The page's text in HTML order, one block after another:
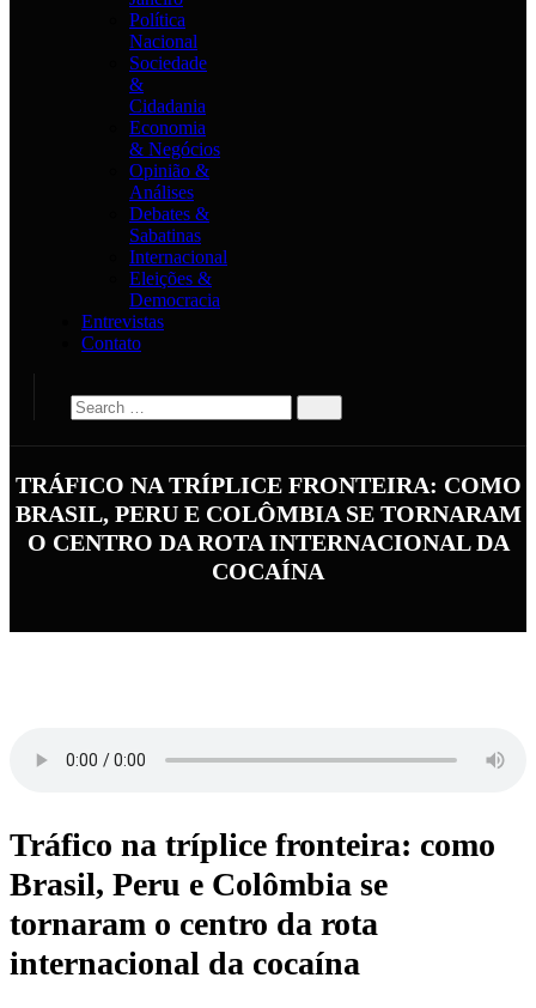
Política
Nacional
Sociedade
&
Cidadania
Economia
& Negócios
Opinião &
Análises
Debates &
Sabatinas
Internacional
Eleições &
Democracia
Entrevistas
Contato
TRÁFICO NA TRÍPLICE FRONTEIRA: COMO
BRASIL, PERU E COLÔMBIA SE TORNARAM
O CENTRO DA ROTA INTERNACIONAL DA
COCAÍNA
Tráfico na tríplice fronteira: como
Brasil, Peru e Colômbia se
tornaram o centro da rota
internacional da cocaína